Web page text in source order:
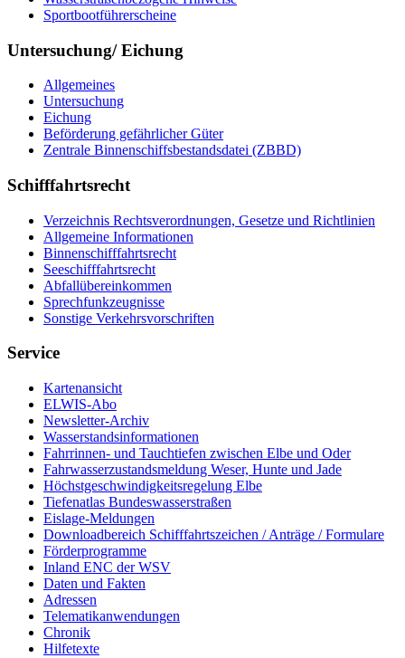
Sportbootführerscheine
Untersuchung/ Eichung
Allgemeines
Untersuchung
Eichung
Beförderung gefährlicher Güter
Zentrale Binnenschiffsbestandsdatei (ZBBD)
Schifffahrtsrecht
Verzeichnis Rechtsverordnungen, Gesetze und Richtlinien
Allgemeine Informationen
Binnenschifffahrtsrecht
Seeschifffahrtsrecht
Abfallübereinkommen
Sprechfunkzeugnisse
Sonstige Verkehrsvorschriften
Service
Kartenansicht
ELWIS-Abo
Newsletter-Archiv
Wasserstandsinformationen
Fahrrinnen- und Tauchtiefen zwischen Elbe und Oder
Fahrwasserzustandsmeldung Weser, Hunte und Jade
Höchstgeschwindigkeitsregelung Elbe
Tiefenatlas Bundeswasserstraßen
Eislage-Meldungen
Downloadbereich Schifffahrtszeichen / Anträge / Formulare
Förderprogramme
Inland ENC der WSV
Daten und Fakten
Adressen
Telematikanwendungen
Chronik
Hilfetexte